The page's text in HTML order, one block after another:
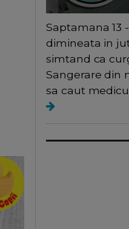
Saptamana 13
dimineata in
simtand ca
Sangerare din
sa caut